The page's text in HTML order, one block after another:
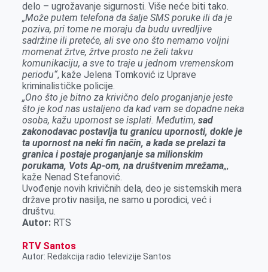
delo – ugrožavanje sigurnosti. Više neće biti tako.
„Može putem telefona da šalje SMS poruke ili da je
poziva, pri tome ne moraju da budu uvredljive
sadržine ili preteće, ali sve ono što nemamo voljni
momenat žrtve, žrtve prosto ne želi takvu
komunikaciju, a sve to traje u jednom vremenskom
periodu“, kaže Jelena Tomković iz Uprave
kriminalističke policije.
„Ono što je bitno za krivično delo proganjanje jeste
što je kod nas ustaljeno da kad vam se dopadne neka
osoba, kažu upornost se isplati. Međutim, sad
zakonodavac postavlja tu granicu upornosti, dokle je
ta upornost na neki fin način, a kada se prelazi ta
granica i postaje proganjanje sa milionskim
porukama, Vots Ap-om, na društvenim mrežama„,
kaže Nenad Stefanović.
Uvođenje novih krivičnih dela, deo je sistemskih mera
države protiv nasilja, ne samo u porodici, već i
društvu.
Autor: RTS
RTV Santos
Autor: Redakcija radio televizije Santos